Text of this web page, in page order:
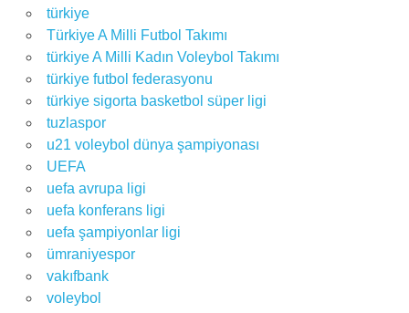
türkiye
Türkiye A Milli Futbol Takımı
türkiye A Milli Kadın Voleybol Takımı
türkiye futbol federasyonu
türkiye sigorta basketbol süper ligi
tuzlaspor
u21 voleybol dünya şampiyonası
UEFA
uefa avrupa ligi
uefa konferans ligi
uefa şampiyonlar ligi
ümraniyespor
vakıfbank
voleybol